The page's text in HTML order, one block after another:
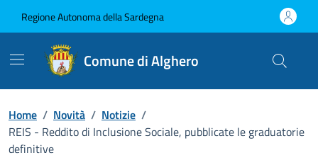
Regione Autonoma della Sardegna
Comune di Alghero
Home / Novità / Notizie /
REIS - Reddito di Inclusione Sociale, pubblicate le graduatorie
definitive